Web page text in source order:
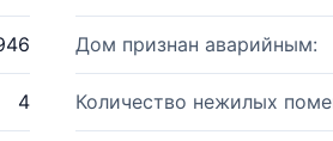
Дом признан аварийным:
4 Количество нежилых